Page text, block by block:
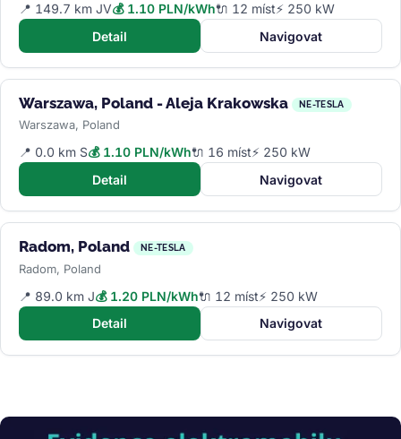
📍 149.7 km JV💰 1.10 PLN/kWh🔌 12 míst⚡ 250 kW
Detail
Navigovat
Warszawa, Poland - Aleja Krakowska NE-TESLA
Warszawa, Poland
📍 0.0 km S💰 1.10 PLN/kWh🔌 16 míst⚡ 250 kW
Detail
Navigovat
Radom, Poland NE-TESLA
Radom, Poland
📍 89.0 km J💰 1.20 PLN/kWh🔌 12 míst⚡ 250 kW
Detail
Navigovat
Obrázek